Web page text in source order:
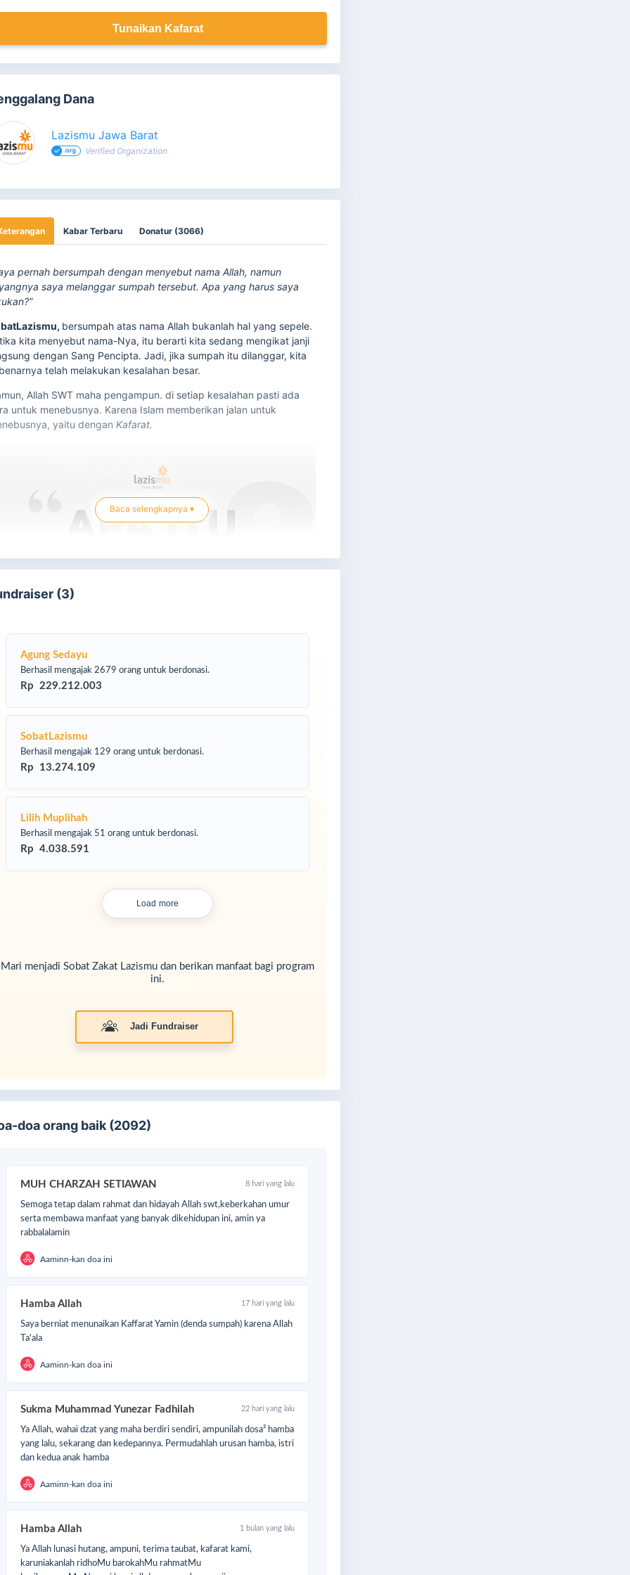
Tunaikan Kafarat
Dana
Lazismu Jawa Barat
Verified Organization
Kabar Terbaru Donatur (3066)
pernah bersumpah dengan menyebut nama Allah, namun
saya melanggar sumpah tersebut. Apa yang harus saya
bersumpah atas nama Allah bukanlah hal yang sepele.
kita menyebut nama-Nya, itu berarti kita sedang mengikat janji
dengan Sang Pencipta. Jadi, jika sumpah itu dilanggar, kita
telah melakukan kesalahan besar.
Allah SWT maha pengampun. di setiap kesalahan pasti ada
untuk menebusnya. Karena Islam memberikan jalan untuk
yaitu dengan Kafarat.
adalah denda atau tebusan yang harus dibayar untuk
tersebut seakan ditutupi, menghilangkan dampak buruknya baik
dunia maupun akhirat.
saja yang wajib membayar Kafarat?
Kafarat Yamin bagi yang melanggar sumpah atas nama Allah SWT
atau mahramnya lainnya.
Allah SWT memberikan beberapa pilihan cara membayar
memberi makan kepada 10 Fakir Miskin
jika membayarKafarat karena Bersetubuh di siang hari
, maka SobatLazismu harus
Membebaskan Budak
memungkinkan, membebaskan budak adalah salah satu pilihan
yang disyariatkan. Namun, jika kondisi ini tidak
Berpuasa
Baca selengkapnya ▾
(3)
Agung Sedayu
Berhasil mengajak 2679 orang untuk berdonasi.
Rp 229.212.003
SobatLazismu
Berhasil mengajak 129 orang untuk berdonasi.
Rp 13.274.109
Lilih Muplihah
Berhasil mengajak 51 orang untuk berdonasi.
Rp 4.038.591
Load more
Mari menjadi Sobat Zakat Lazismu dan berikan manfaat bagi program
ini.
Jadi Fundraiser
doa orang baik (2092)
MUH CHARZAH SETIAWAN 8 hari yang lalu
Semoga tetap dalam rahmat dan hidayah Allah swt,keberkahan umur
serta membawa manfaat yang banyak dikehidupan ini, amin ya
rabbalalamin
Aaminn-kan doa ini
Hamba Allah 17 hari yang lalu
Saya berniat menunaikan Kaffarat Yamin (denda sumpah) karena Allah
Ta'ala
Aaminn-kan doa ini
Sukma Muhammad Yunezar Fadhilah 22 hari yang lalu
Ya Allah, wahai dzat yang maha berdiri sendiri, ampunilah dosa² hamba
yang lalu, sekarang dan kedepannya. Permudahlah urusan hamba, istri
dan kedua anak hamba
Aaminn-kan doa ini
Hamba Allah 1 bulan yang lalu
Ya Allah lunasi hutang, ampuni, terima taubat, kafarat kami,
karuniakanlah ridhoMu barokahMu rahmatMu